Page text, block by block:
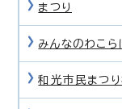
まつり
みんなのわこ
和光市民まつ